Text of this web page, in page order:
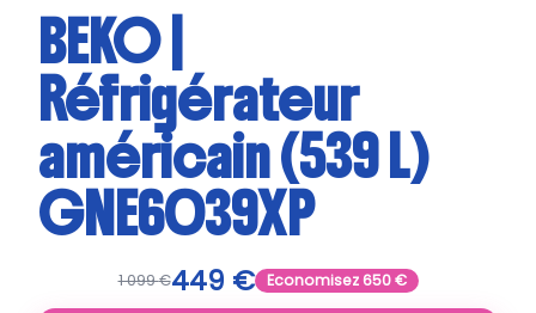
BEKO |
Réfrigérateur
américain (539 L)
GNE6039XP
1 099€449 € Economisez650€